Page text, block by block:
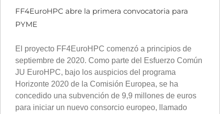
FF4EuroHPC abre la primera convocatoria para
PYME
El proyecto FF4EuroHPC comenzó a principios de
septiembre de 2020. Como parte del Esfuerzo Común
JU EuroHPC, bajo los auspicios del programa
Horizonte 2020 de la Comisión Europea, se ha
concedido una subvención de 9,9 millones de euros
para iniciar un nuevo consorcio europeo, llamado